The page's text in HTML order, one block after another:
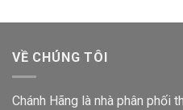
VỀ CHÚNG TÔI
Chánh Hãng là nhà phân phối